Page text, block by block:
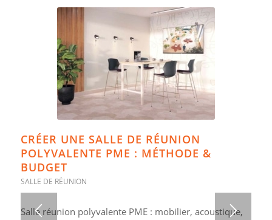
CRÉER UNE SALLE DE RÉUNION
POLYVALENTE PME : MÉTHODE &
BUDGET
SALLE DE RÉUNION
Salle réunion polyvalente PME : mobilier, acoustique,